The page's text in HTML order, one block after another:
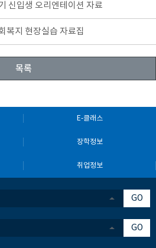
신입생 오리엔테이션 자료
복지 현장실습 자료집
목록
E-클래스
장학정보
취업정보
GO
GO